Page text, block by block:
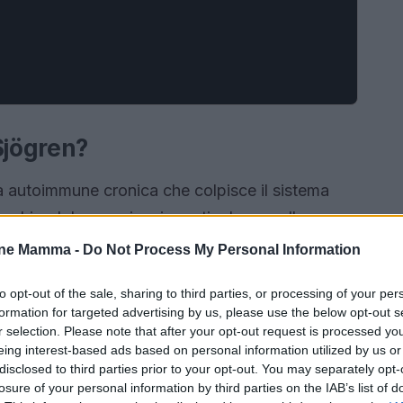
Mamma - Do Not Process My Personal Information
opt-out of the sale, sharing to third parties, or processing of your
for targeted advertising by us, please use the below opt-out
selection. Please note that after your opt-out request is processed
interest-based ads based on personal information utilized by us
to third parties prior to your opt-out. You may separately
of your personal information by third parties on the IAB’s list of
autoimmune cronica che colpisce il sistema
ghiandole esocrine, in particolare quelle
produzione di saliva e lacrime, causando
occhi. Anche se può manifestarsi a
mezza età. Tuttavia, è importante sapere
possono affrontare sfide particolari